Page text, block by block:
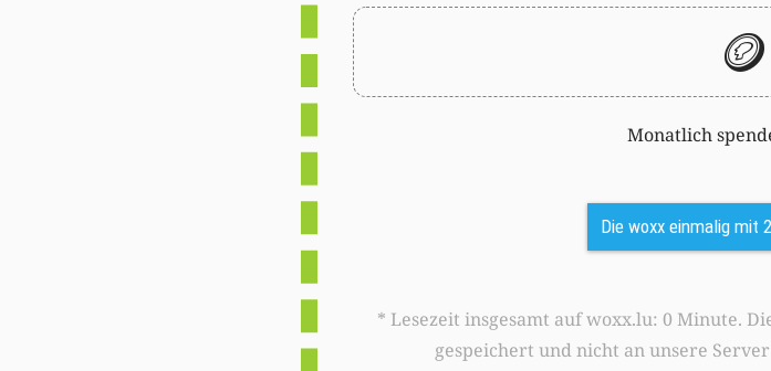
🪙
Monatlich
Die woxx einmalig mit
* Lesezeit insgesamt auf woxx.lu: 0 Minute. Diese Daten werden nur in Ihrem Browser
gespeichert und nicht an unsere